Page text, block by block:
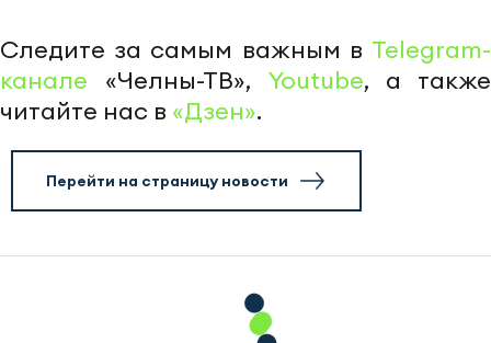
Следите за самым важным в Telegram-
канале «Челны-ТВ», Youtube, а также
читайте нас в «Дзен».
Перейти на страницу новости